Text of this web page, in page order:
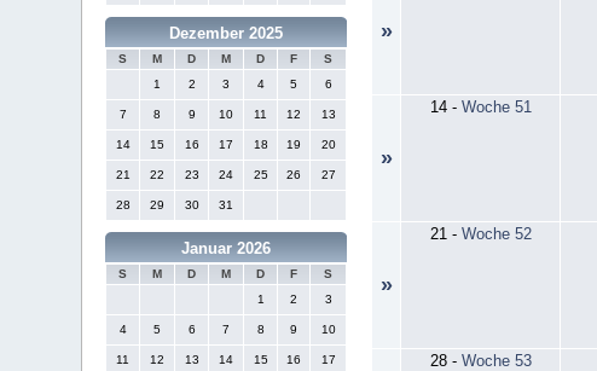
Dezember 2025
S M D M D F
S
1
2 3 4 5 6
7 8 9 10 11 12 13
14 15 16 17 18 19 20
21 22 23 24 25 26 27
28 29 30 31
Januar 2026
S M D M D F
S
1
2 3
4 5 6 7 8 9 10
11 12 13 14 15 16 17
»
»
14- Woche 51
»
21 - Woche 52
28- Woche 53